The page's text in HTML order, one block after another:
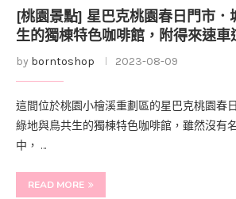
[桃園景點] 星巴克桃園春日門市．
生的獨棟特色咖啡館，附得來速車
by borntoshop 2023-08-09
這間位於桃園小檜溪重劃區的星巴克桃園春
綠地與鳥共生的獨棟特色咖啡館，雖然沒有
中， …
READ MORE